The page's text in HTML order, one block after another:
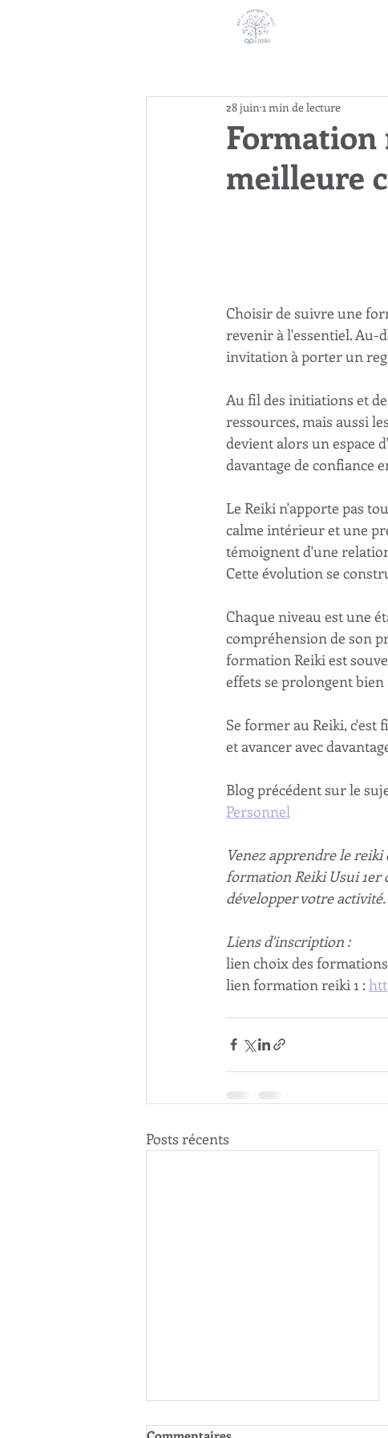
Formation
meilleure
28 juin 1 min de lecture
Choisir de suivre une
revenir à l'essentiel. Au-
invitation à porter un
Au fil des initiations et
ressources, mais aussi
devient alors un espace
davantage de confiance
Le Reiki n'apporte pas
calme intérieur et une
témoignent d'une
Cette évolution se
Chaque niveau est une
compréhension de son
formation Reiki est
effets se prolongent bien
Se former au Reiki,
et avancer avec
Blog précédent sur le
Personnel
Venez apprendre le
formation Reiki Usui
développer votre activité.
Liens d'inscription :
lien choix des
lien formation reiki 1 :
Posts récents